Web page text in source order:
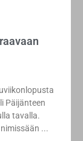
Päijänteen
tavalla.